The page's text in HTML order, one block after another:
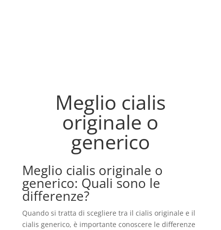
Meglio cialis
originale o
generico
Meglio cialis originale o
generico: Quali sono le
differenze?
Quando si tratta di scegliere tra il cialis originale e il
cialis generico, è importante conoscere le differenze